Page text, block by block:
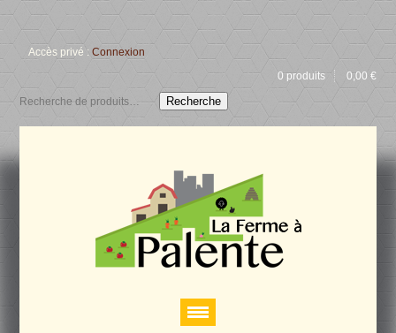
Accès privé :Connexion
0 produits
0,00 €
Recherche